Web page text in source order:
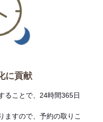
に貢献
ることで、24時間365日
ますので、予約の取りこ